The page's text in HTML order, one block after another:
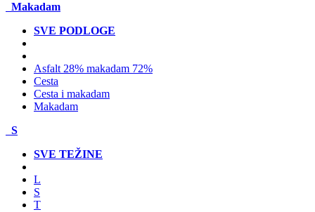
Makadam
SVE PODLOGE
Asfalt 28% makadam 72%
Cesta
Cesta i makadam
Makadam
S
SVE TEŽINE
L
S
T